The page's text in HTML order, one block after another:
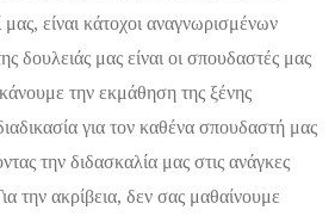
μας, είναι κάτοχοι αναγνωρισμένων
δουλειάς μας είναι οι σπουδαστές μας
την εκμάθηση της ξένης
για τον καθένα σπουδαστή μας
την διδασκαλία μας στις ανάγκες
την ακρίβεια, δεν σας μαθαίνουμε